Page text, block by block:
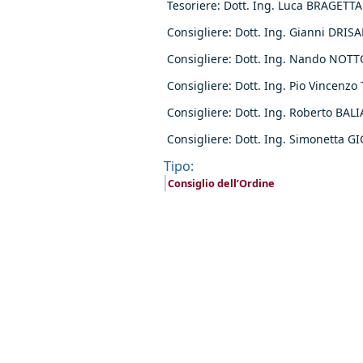
Tesoriere: Dott. Ing. Luca BRAGETTA
Consigliere: Dott. Ing. Gianni
Consigliere: Dott. Ing. Nando
Consigliere: Dott. Ing. Pio Vincenzo
Consigliere: Dott. Ing. Roberto
Consigliere: Dott. Ing. Simonetta
Tipo:
Consiglio dell’Ordine